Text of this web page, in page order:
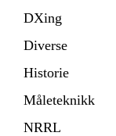
DXing
Diverse
Historie
Måleteknikk
NRRL